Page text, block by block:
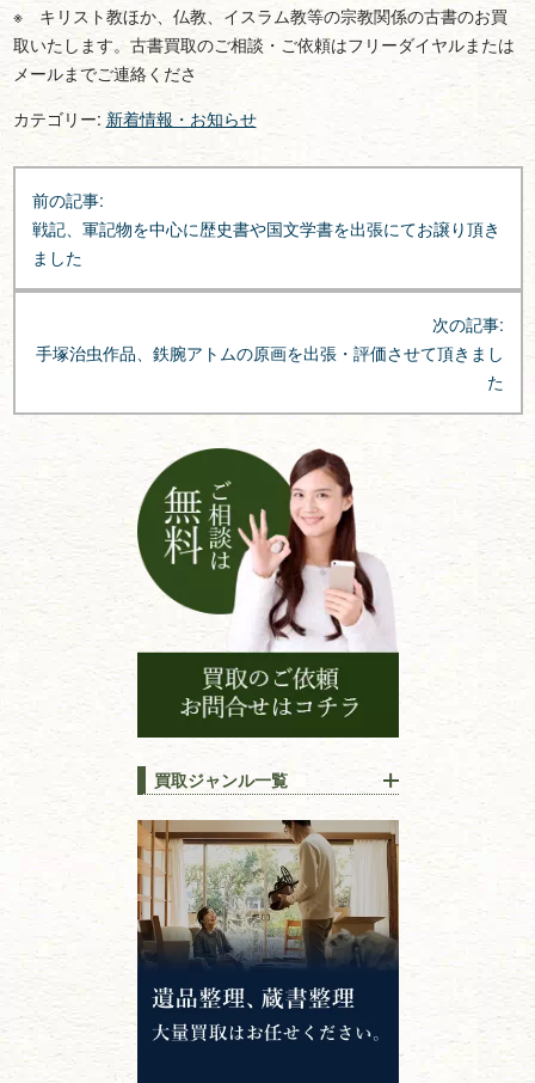
※ キリスト教ほか、仏教、イスラム教等の宗教関係の古書のお買
取いたします。古書買取のご相談・ご依頼はフリーダイヤルまたは
メールまでご連絡くださ
カテゴリー: 新着情報・お知らせ
投
稿
ナ
ビ
ー
ョ
前の記事:
戦記、軍記物を中心に歴史書や国文学書を出張にてお譲り頂き
ました
次の記事:
手塚治虫作品、鉄腕アトムの原画を出張・評価させて頂きまし
た
買取ジャンル一覧
江戸時代の書物
唐本・漢籍・
中国書物・朝鮮本
錦絵・浮世絵・版画・刷り物
専門書・ 学術書
哲学書・思想書